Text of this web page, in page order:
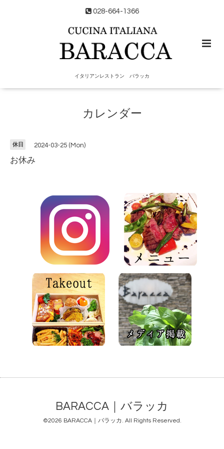
028-664-1366
イタリアンレストラン バラッカ
カレンダー
休日 2024-03-25 (Mon)
お休み
BARACCA｜バラッカ
©2026 BARACCA｜バラッカ . All Rights Reserved.